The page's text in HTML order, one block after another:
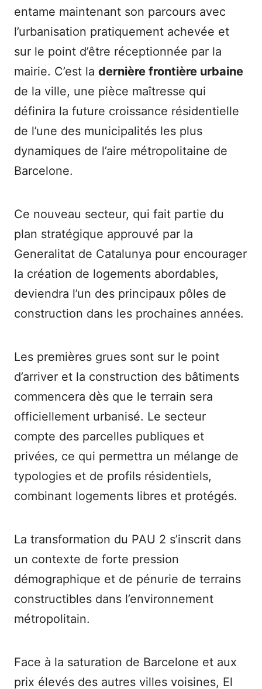
entame maintenant son parcours avec
l’urbanisation pratiquement achevée et
sur le point d’être réceptionnée par la
mairie. C’est la dernière frontière urbaine
de la ville, une pièce maîtresse qui
définira la future croissance résidentielle
de l’une des municipalités les plus
dynamiques de l’aire métropolitaine de
Barcelone.
Ce nouveau secteur, qui fait partie du
plan stratégique approuvé par la
Generalitat de Catalunya pour encourager
la création de logements abordables,
deviendra l’un des principaux pôles de
construction dans les prochaines années.
Les premières grues sont sur le point
d’arriver et la construction des bâtiments
commencera dès que le terrain sera
officiellement urbanisé. Le secteur
compte des parcelles publiques et
privées, ce qui permettra un mélange de
typologies et de profils résidentiels,
combinant logements libres et protégés.
La transformation du PAU 2 s’inscrit dans
un contexte de forte pression
démographique et de pénurie de terrains
constructibles dans l’environnement
métropolitain.
Face à la saturation de Barcelone et aux
prix élevés des autres villes voisines, El